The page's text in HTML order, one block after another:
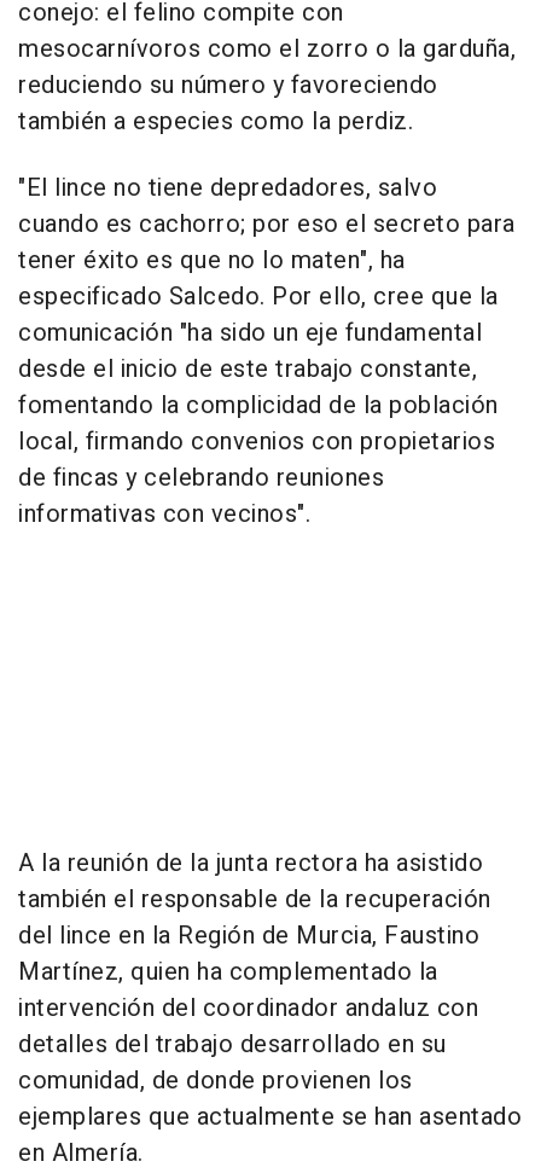
conejo: el felino compite con
mesocarnívoros como el zorro o la garduña,
reduciendo su número y favoreciendo
también a especies como la perdiz.
"El lince no tiene depredadores, salvo
cuando es cachorro; por eso el secreto para
tener éxito es que no lo maten", ha
especificado Salcedo. Por ello, cree que la
comunicación "ha sido un eje fundamental
desde el inicio de este trabajo constante,
fomentando la complicidad de la población
local, firmando convenios con propietarios
de fincas y celebrando reuniones
informativas con vecinos".
A la reunión de la junta rectora ha asistido
también el responsable de la recuperación
del lince en la Región de Murcia, Faustino
Martínez, quien ha complementado la
intervención del coordinador andaluz con
detalles del trabajo desarrollado en su
comunidad, de donde provienen los
ejemplares que actualmente se han asentado
en Almería.